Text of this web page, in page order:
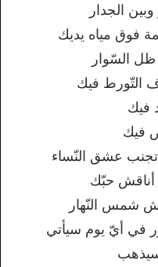
الجدار
فوق مياه يديك
ظل السّوار
التّورط فيك
فيك
فيك
عشق النّساء
أناقش حبّك
شمس النّهار
في أيّ يوم سيأتي